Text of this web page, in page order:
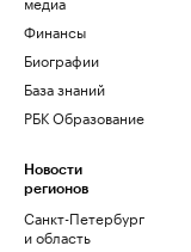
Финансы
Биографии
База знаний
РБК Образование
Новости
регионов
Санкт-Петербург
и область